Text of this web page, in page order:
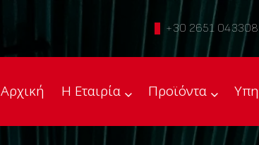
+30 2651 043308
Αρχική Η Εταιρία Προϊόντα